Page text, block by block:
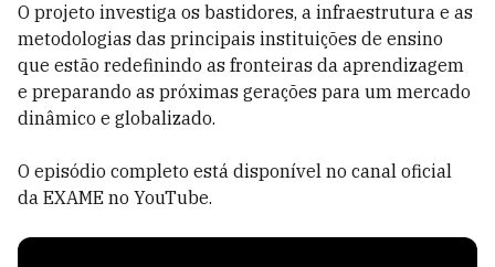
O projeto investiga os bastidores, a infraestrutura e as
metodologias das principais instituições de ensino
que estão redefinindo as fronteiras da aprendizagem
e preparando as próximas gerações para um mercado
dinâmico e globalizado.
O episódio completo está disponível no canal oficial
da EXAME no YouTube.